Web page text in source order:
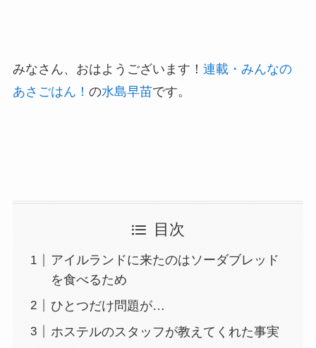
みなさん、おはようございます！ 連載・みんなの
あさごはん！ の水島早苗です。
目次
アイルランドに来たのはソーダブレッド
を食べるため
ひとつだけ問題が…
ホステルのスタッフが教えてくれた事実